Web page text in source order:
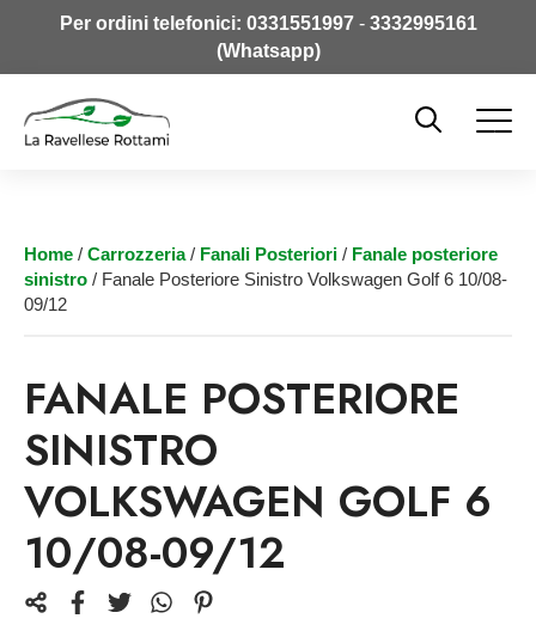
Per ordini telefonici: 0331551997- 3332995161
(Whatsapp)
Home / Carrozzeria/ Fanali Posteriori / Fanale posteriore
sinistro / Fanale Posteriore Sinistro Volkswagen Golf 6 10/08-
09/12
FANALE POSTERIORE
SINISTRO
VOLKSWAGEN GOLF 6
10/08-09/12